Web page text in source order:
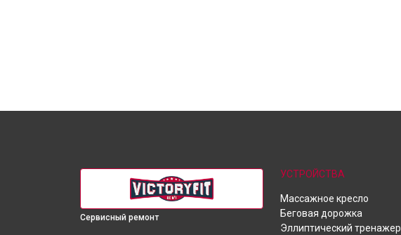
Сервисный ремонт
УСТРОЙСТВА
Массажное кресло
Беговая дорожка
Эллиптический тренажер